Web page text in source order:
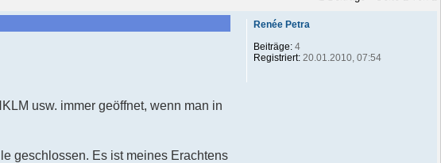
usw. immer geöffnet, wenn man in
geschlossen. Es ist meines Erachtens
Renée Petra
Beiträge:4
Registriert:20.01.2010, 07:54